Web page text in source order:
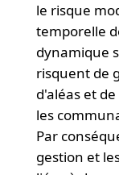
le risque
temporelle
dynamique
risquent de
d'aléas et
les
Par
gestion et